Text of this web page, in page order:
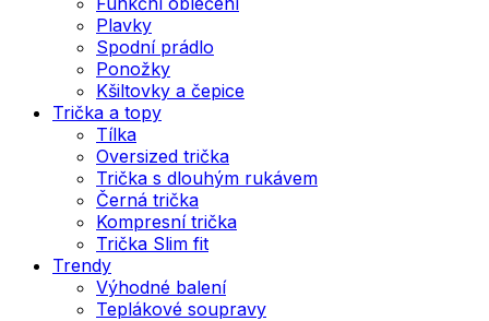
Plavky
Spodní prádlo
Ponožky
Kšiltovky a čepice
Trička a topy
Tílka
Oversized trička
Trička s dlouhým rukávem
Černá trička
Kompresní trička
Trička Slim fit
Trendy
Výhodné balení
Teplákové soupravy